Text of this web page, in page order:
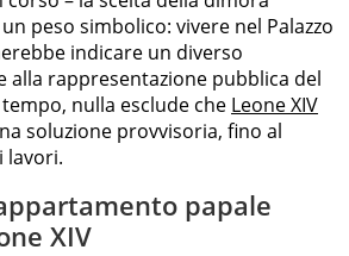
peso simbolico: vivere nel Palazzo
indicare un diverso
alla rappresentazione pubblica del
nulla esclude che Leone XIV
soluzione provvisoria, fino al
lavori.
papale
XIV